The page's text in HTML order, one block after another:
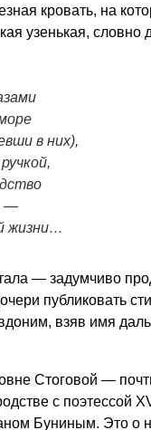
кровать, на
узенькая,
в них),
—
жизни…
— задумчиво
публиковать
взяв имя
Стоговой —
с поэтессой
Буниным. Это о